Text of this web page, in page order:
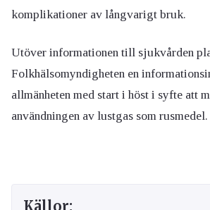
komplikationer av långvarigt bruk.
Utöver informationen till sjukvården
Folkhälsomyndigheten en
allmänheten med start i höst i syfte att
användningen av lustgas som rusmedel.
Källor: